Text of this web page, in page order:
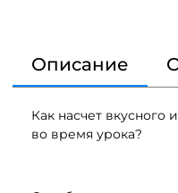
Описание
Как насчет вкусного
во время урока?